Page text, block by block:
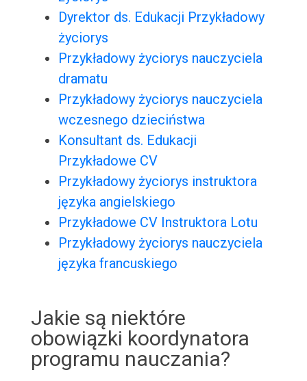
Dyrektor ds. Edukacji Przykładowy
życiorys
Przykładowy życiorys nauczyciela
dramatu
Przykładowy życiorys nauczyciela
wczesnego dzieciństwa
Konsultant ds. Edukacji
Przykładowe CV
Przykładowy życiorys instruktora
języka angielskiego
Przykładowe CV Instruktora Lotu
Przykładowy życiorys nauczyciela
języka francuskiego
Jakie są niektóre
obowiązki koordynatora
programu nauczania?